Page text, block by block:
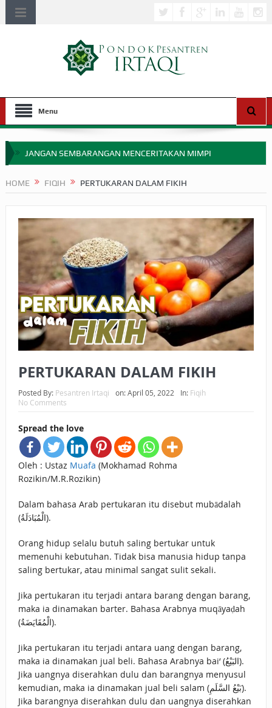
Menu
JANGAN SEMBARANGAN MENCERITAKAN MIMPI
APA HUKUM MEMPERCEPAT PEMBAYARAN ZAKAT
SEBELUM TIBA SAAT WAJIB?
HAKIKAT NIKMAT DI DUNIA!
BAGAIMANA CARA MEMBAYAR ZAKAT UANG?
UANG HARAM BISA MENJADI HALAL JIKA SEBAB
KEPEMILIKANNYA BERUBAH
HUKUM MEMBAYAR ZAKAT DENGAN CARA MENGANGSUR
HUKUM MEMBAYAR ZAKAT KEPADA KERABAT SENDIRI
HOME FIQIH PERTUKARAN DALAM FIKIH
PERTUKARAN DALAM FIKIH
Posted By: Pesantren Irtaqi on:April 05, 2022 In: Fiqih
No Comments
Spread the love
Oleh : Ustaz Muafa (Mokhamad Rohma
Rozikin/M.R.Rozikin)
Dalam bahasa Arab pertukaran itu disebut mubādalah
(الْمُبَادَلَةُ).
Orang hidup selalu butuh saling bertukar untuk
memenuhi kebutuhan. Tidak bisa manusia hidup tanpa
saling bertukar, atau minimal sangat sulit sekali.
Jika pertukaran itu terjadi antara barang dengan barang,
maka ia dinamakan barter. Bahasa Arabnya muqāyaḍah
(الْمُقَايَضَةُ).
Jika pertukaran itu terjadi antara uang dengan barang,
maka ia dinamakan jual beli. Bahasa Arabnya bai‘ (البَيْعُ).
Jika uangnya diserahkan dulu dan barangnya menyusul
kemudian, maka ia dinamakan jual beli salam (بَيْعُ السَّلَمِ).
Jika barangnya diserahkan dulu dan uangnya diserahkan